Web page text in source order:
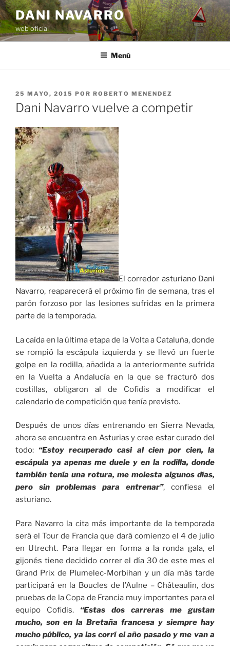
Saltar
al
contenido
DANI NAVARRO
web oficial
Menú
PUBLICADO
EL
25 MAYO, 2015 POR ROBERTO MENENDEZ
Dani Navarro vuelve a competir
El corredor asturiano Dani
Navarro, reaparecerá el próximo fin de semana, tras el
parón forzoso por las lesiones sufridas en la primera
parte de la temporada.
La caída en la última etapa de la Volta a Cataluña, donde
se rompió la escápula izquierda y se llevó un fuerte
golpe en la rodilla, añadida a la anteriormente sufrida
en la Vuelta a Andalucía en la que se fracturó dos
costillas, obligaron al de Cofidis a modificar el
calendario de competición que tenía previsto.
Después de unos días entrenando en Sierra Nevada,
ahora se encuentra en Asturias y cree estar curado del
todo: “Estoy recuperado casi al cien por cien, la
escápula ya apenas me duele y en la rodilla, donde
también tenía una rotura, me molesta algunos días,
pero sin problemas para entrenar”, confiesa el
asturiano.
Para Navarro la cita más importante de la temporada
será el Tour de Francia que dará comienzo el 4 de julio
en Utrecht. Para llegar en forma a la ronda gala, el
gijonés tiene decidido correr el día 30 de este mes el
Grand Prix de Plumelec-Morbihan y un día más tarde
participará en la Boucles de l’Aulne – Châteaulin, dos
pruebas de la Copa de Francia muy importantes para el
equipo Cofidis. “Estas dos carreras me gustan
mucho, son en la Bretaña francesa y siempre hay
mucho público, ya las corrí el año pasado y me van a